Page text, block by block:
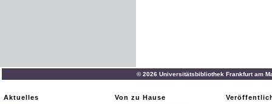
© 2026 Universitätsbibliothek Frankfurt am
Aktuelles
Von zu Hause